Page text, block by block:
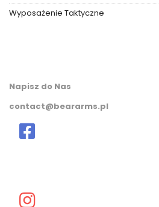
Wyposażenie Taktyczne
Napisz do Nas
contact@beararms.pl